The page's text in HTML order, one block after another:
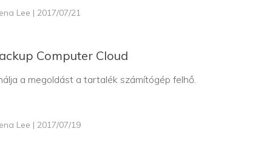
Lee | 2017/07/21
Computer Cloud
a megoldást a tartalék számítógép felhő.
Lee | 2017/07/19